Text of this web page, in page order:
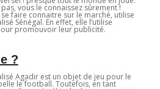
vous le connaissez sûrement !
faire connaitre sur le marché, utilise
Sénégal. En effet, elle l’utilise
promouvoir leur publicité.
?
Agadir est un objet de jeu pour le
le football. Toutefois, en tant